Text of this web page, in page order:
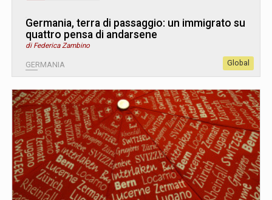
Germania, terra di passaggio: un immigrato su
quattro pensa di andarsene
di Federica Zambino
GERMANIA Global